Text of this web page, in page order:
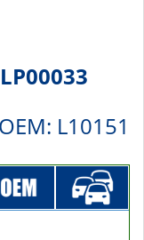
OEM: L10151